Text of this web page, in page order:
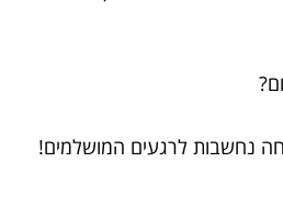
נחשבות לרגעים המושלמים!